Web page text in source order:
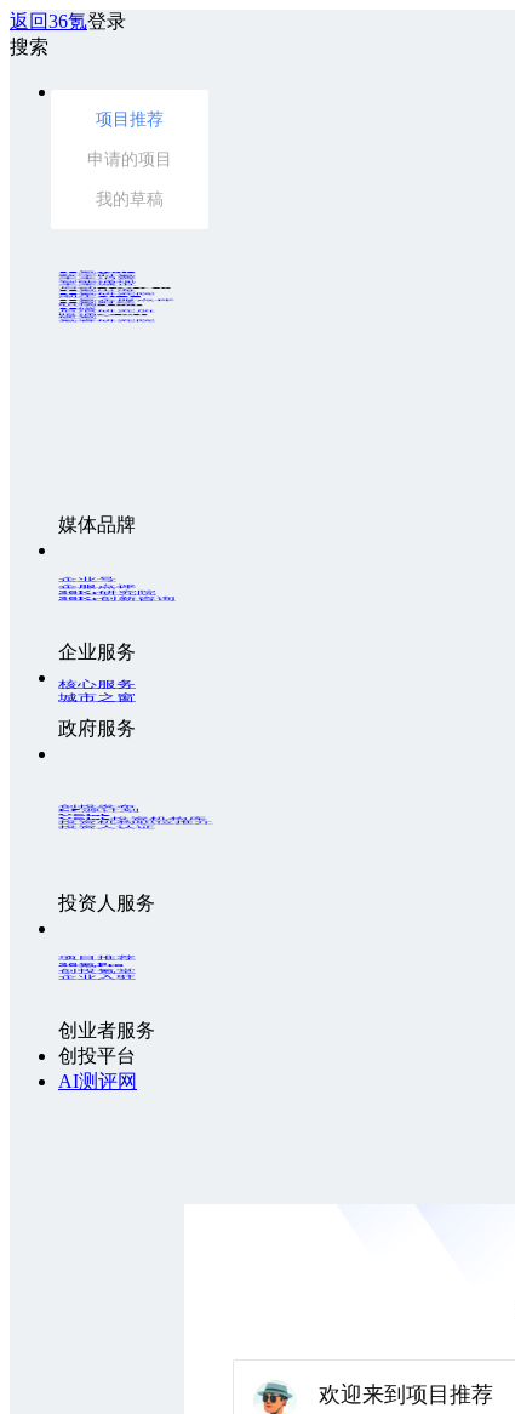
返回36氪登录
搜索
36氪Auto
未来消费
未来城市
36氪出海
硬氪
媒体品牌
企业号
企服点评
36Kr研究院
36Kr创新咨询
企业服务
核心服务
城市之窗
政府服务
创投发布
LP源计划
VClub
VClub投资机构库
投资机构职位推介
投资人认证
投资人服务
项目推荐
36氪Pro
创投氪堂
企业入驻
创业者服务
创投平台
AI测评网
欢迎来到项目推荐
项目推荐
申请的项目
我的草稿